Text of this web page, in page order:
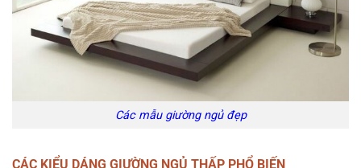
Các mẫu giường ngủ đẹp
CÁC KIỂU DÁNG GIƯỜNG NGỦ THẤP PHỔ BIẾN